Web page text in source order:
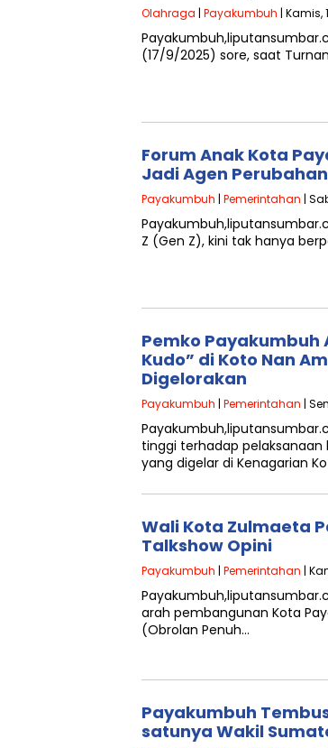
Olahraga | Payakumbuh | Kamis,
(17/9/2025) sore, saat
Forum Anak Kota
Jadi Agen Perubahan
Payakumbuh | Pemerintahan |
Z (Gen Z), kini tak hanya
Pemko Payakumbuh
Kudo” di Koto Nan
Digelorakan
Payakumbuh | Pemerintahan |
tinggi terhadap pelaksanaan
yang digelar di Kenagarian
Wali Kota Zulmaeta
Talkshow Opini
Payakumbuh | Pemerintahan |
arah pembangunan Kota
(Obrolan Penuh…
Payakumbuh
satunya Wakil